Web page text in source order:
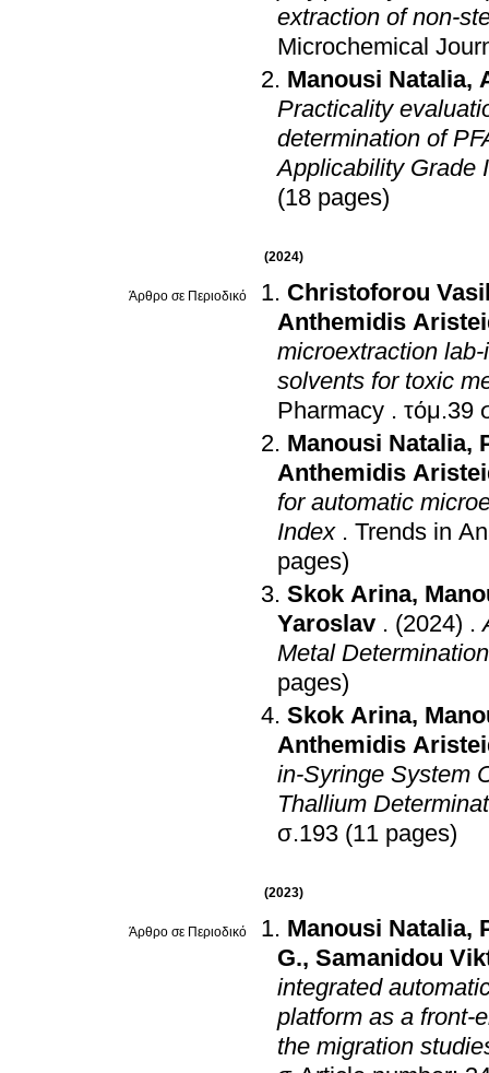
extraction of non-
Microchemical
Manousi Natalia,
Practicality
determination of
Applicability Grade
(18 pages)
(2024)
Άρθρο σε Περιοδικό
Christoforou
Anthemidis
microextraction
solvents for toxic
Pharmacy .
Manousi Natalia,
Anthemidis
for automatic
Index . Trends in
pages)
Skok Arina,
Yaroslav . (2024) .
Metal
pages)
Skok Arina,
Anthemidis
in-Syringe System
Thallium
σ.193 (11 pages)
(2023)
Άρθρο σε Περιοδικό Manousi Natalia,
G., Samanidou
integrated
platform as a front-
the migration